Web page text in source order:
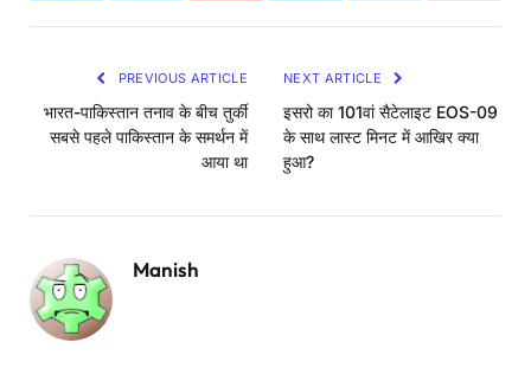
PREVIOUS ARTICLE
भारत-पाकिस्तान तनाव के बीच तुर्की
सबसे पहले पाकिस्तान के समर्थन में
आया था
NEXT ARTICLE
इसरो का 101वां सैटेलाइट EOS-09
के साथ लास्ट मिनट में आखिर क्या
हुआ?
Manish